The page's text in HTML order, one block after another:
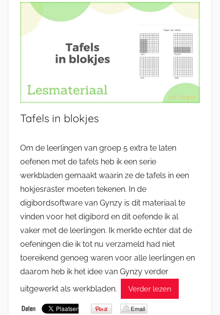
Tafels in blokjes
Om de leerlingen van groep 5 extra te laten
oefenen met de tafels heb ik een serie
werkbladen gemaakt waarin ze de tafels in een
hokjesraster moeten tekenen. In de
digibordsoftware van Gynzy is dit materiaal te
vinden voor het digibord en dit oefende ik al
vaker met de leerlingen. Ik merkte echter dat de
oefeningen die ik tot nu verzameld had niet
toereikend genoeg waren voor alle leerlingen en
daarom heb ik het idee van Gynzy verder
uitgewerkt als werkbladen.
Verder lezen